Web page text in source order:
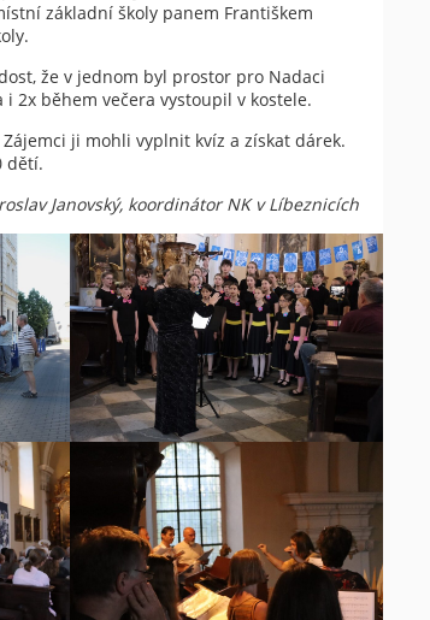
základní školy panem Františkem
že v jednom byl prostor pro Nadaci
2x během večera vystoupil v kostele.
ji mohli vyplnit kvíz a získat dárek.
dětí.
Janovský, koordinátor NK v Líbeznicích